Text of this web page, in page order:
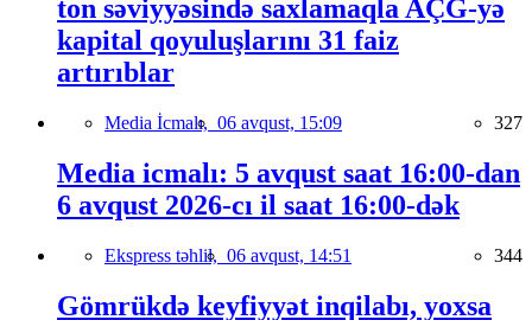
ton səviyyəsində saxlamaqla AÇG-yə
kapital qoyuluşlarını 31 faiz
artırıblar
Media İcmalı, 06 avqust, 15:09 327
Media icmalı: 5 avqust saat 16:00-dan
6 avqust 2026-cı il saat 16:00-dək
Ekspress təhlil, 06 avqust, 14:51 344
Gömrükdə keyfiyyət inqilabı, yoxsa